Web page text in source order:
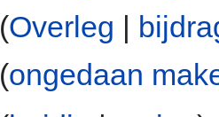
(Overleg
(ongedaan